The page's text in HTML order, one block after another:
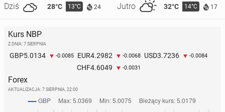
Dziś 28°C 13°C 24 Jutro 32°C 14°C 17
Kurs NBP
Z DNIA: 7 SIERPNIA
GBP5.0134 -0.0085 EUR4.2982 -0.0068 USD3.7236 -0.0084
CHF4.6049 -0.0031
Forex
AKTUALIZACJA: 7 SIERPNIA, 22:00